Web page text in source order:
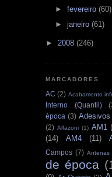
► fevereiro (60)
► janeiro (61)
► 2008 (246)
MARCADORES
AC (2) Acabamento
Interno (Quantil)
época (3) Adesivos
(2) Alfazoni (1) AM1
(14)
AM4 (11)
Campos (7) Antenas
de época